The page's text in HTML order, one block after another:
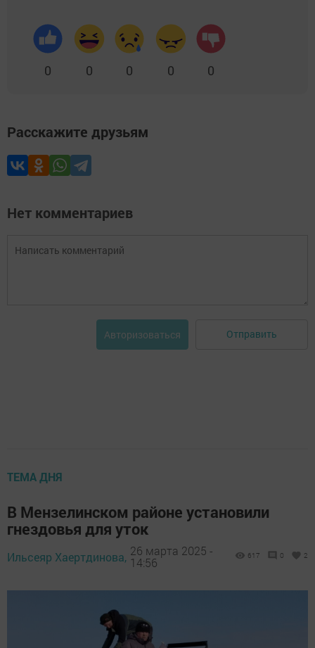
0 0 0 0 0
Расскажите друзьям
Нет комментариев
Авторизоваться Отправить
ТЕМА ДНЯ
В Мензелинском районе установили
гнездовья для уток
Ильсеяр Хаертдинова, 26 марта 2025 -
14:56
617 0 2